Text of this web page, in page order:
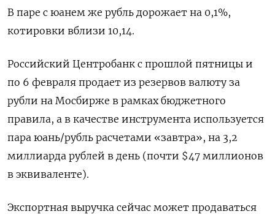
В паре с юанем же рубль дорожает на 0,1%,
котировки вблизи 10,14.
Российский Центробанк с прошлой пятницы и
по 6 февраля продает из резервов валюту за
рубли на Мосбирже в рамках бюджетного
правила, а в качестве инструмента используется
пара юань/рубль расчетами «завтра», на 3,2
миллиарда рублей в день (почти $47 миллионов
в эквиваленте).
Экспортная выручка сейчас может продаваться